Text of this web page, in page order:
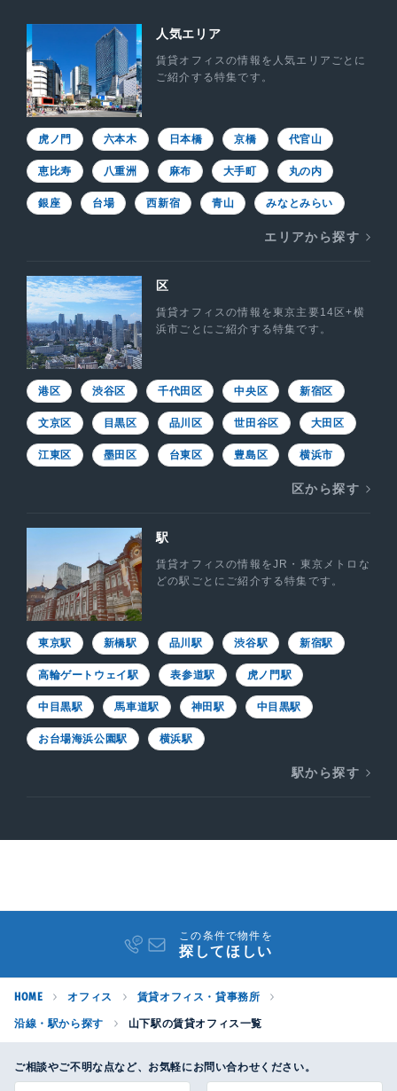
人気エリア
賃貸オフィスの情報を人気エリアごとに
ご紹介する特集です。
虎ノ門 六本木 日本橋 京橋 代官山
恵比寿 八重洲 麻布 大手町 丸の内
銀座 台場 西新宿 青山 みなとみらい
エリアから探す
区
賃貸オフィスの情報を東京主要14区+横
浜市ごとにご紹介する特集です。
港区 渋谷区 千代田区 中央区 新宿区
文京区 目黒区 品川区 世田谷区 大田区
江東区 墨田区 台東区 豊島区 横浜市
区から探す
駅
賃貸オフィスの情報をJR・東京メトロな
どの駅ごとにご紹介する特集です。
東京駅 新橋駅 品川駅 渋谷駅 新宿駅
高輪ゲートウェイ駅 表参道駅 虎ノ門駅
中目黒駅 馬車道駅 神田駅 中目黒駅
お台場海浜公園駅 横浜駅
駅から探す
この条件で物件を
探してほしい
HOME オフィス 賃貸オフィス・貸事務所
沿線・駅から探す 山下駅の賃貸オフィス一覧
ご相談やご不明な点など、お気軽にお問い合わせください。